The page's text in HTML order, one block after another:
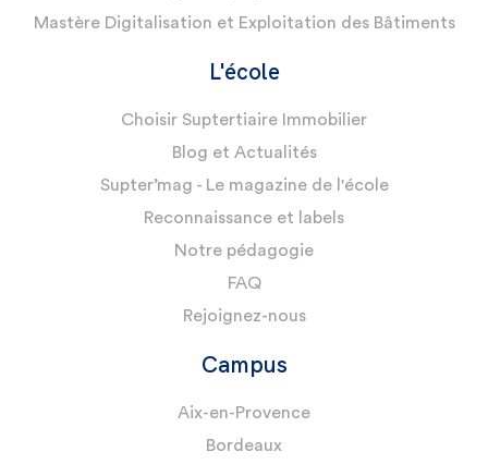
Mastère Digitalisation et Exploitation des Bâtiments
L'école
Choisir Suptertiaire Immobilier
Blog et Actualités
Supter’mag - Le magazine de l'école
Reconnaissance et labels
Notre pédagogie
FAQ
Rejoignez-nous
Campus
Aix-en-Provence
Bordeaux